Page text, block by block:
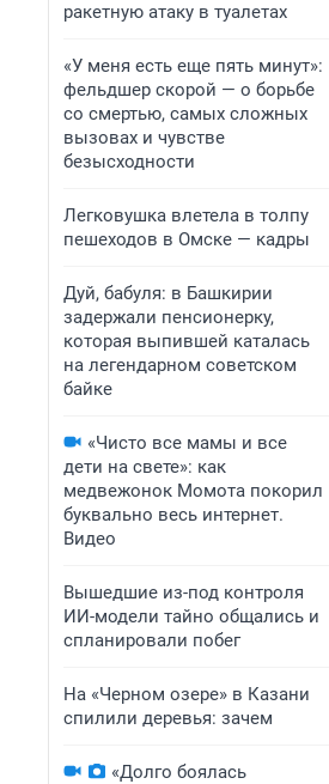
ракетную атаку в туалетах
«У меня есть еще пять минут»:
фельдшер скорой — о борьбе
со смертью, самых сложных
вызовах и чувстве
безысходности
Легковушка влетела в толпу
пешеходов в Омске — кадры
Дуй, бабуля: в Башкирии
задержали пенсионерку,
которая выпившей каталась
на легендарном советском
байке
«Чисто все мамы и все
дети на свете»: как
медвежонок Момота покорил
буквально весь интернет.
Видео
Вышедшие из-под контроля
ИИ-модели тайно общались и
спланировали побег
На «Черном озере» в Казани
спилили деревья: зачем
«Долго боялась